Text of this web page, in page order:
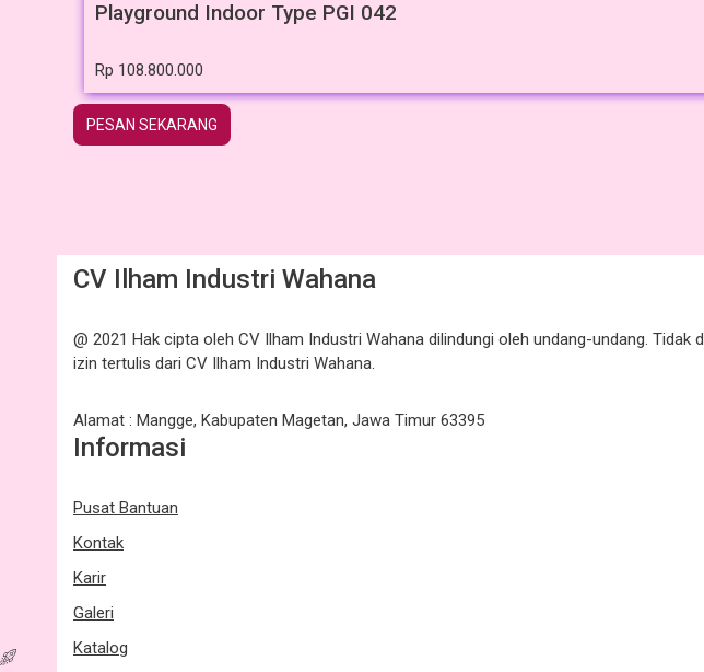
Playground Indoor Type PGI 042
Rp 108.800.000
PESAN SEKARANG
CV Ilham Industri Wahana
@ 2021 Hak cipta oleh CV Ilham Industri Wahana dilindungi oleh undang-undang.
izin tertulis dari CV Ilham Industri Wahana.
Alamat : Mangge, Kabupaten Magetan, Jawa Timur 63395
Informasi
Pusat Bantuan
Kontak
Karir
Galeri
Katalog